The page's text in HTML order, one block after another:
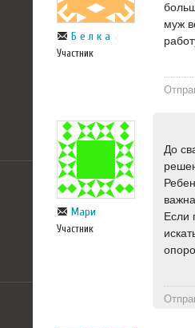
Б е л к а
Участник
муж
Мари
Участник
До
Если